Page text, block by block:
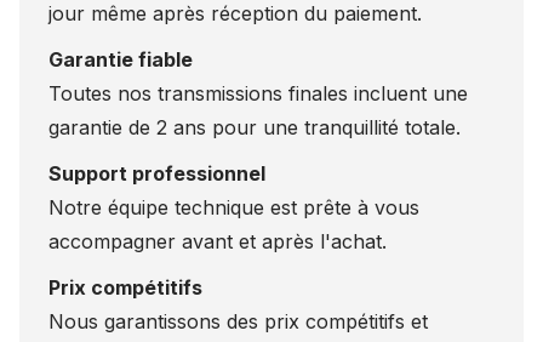
jour même après réception du paiement.
Garantie fiable
Toutes nos transmissions finales incluent une
garantie de 2 ans pour une tranquillité totale.
Support professionnel
Notre équipe technique est prête à vous
accompagner avant et après l'achat.
Prix compétitifs
Nous garantissons des prix compétitifs et